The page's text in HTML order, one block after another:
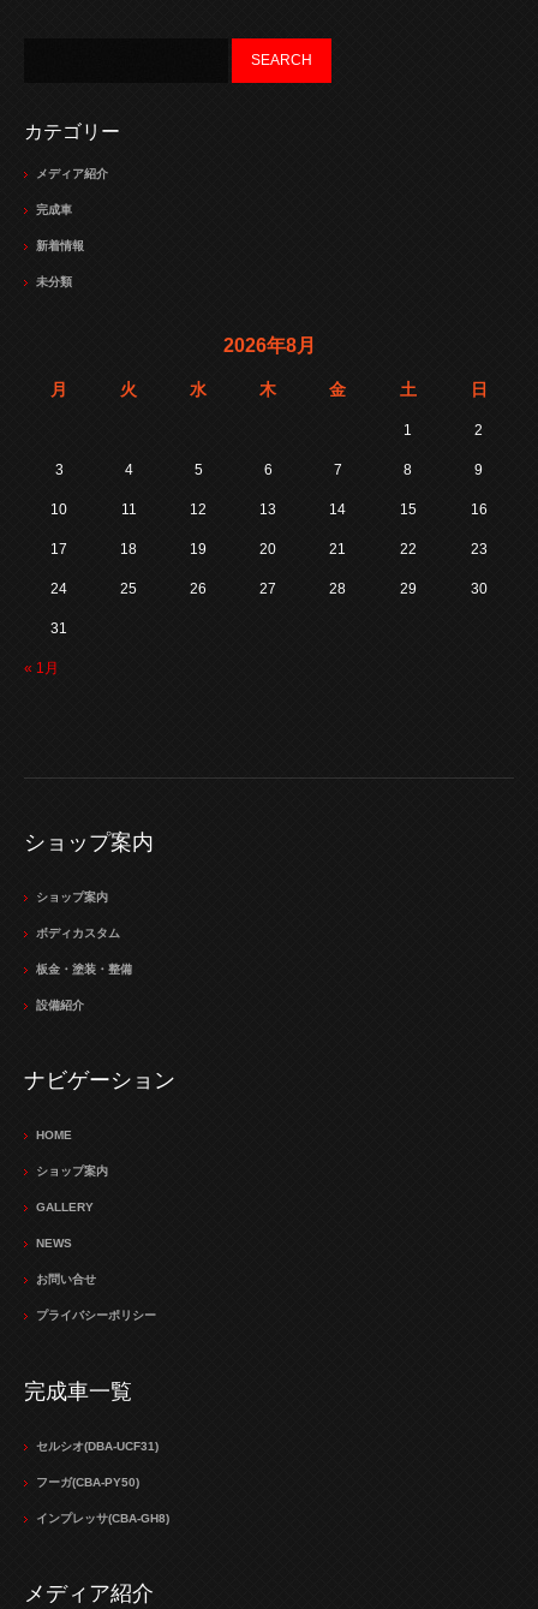
カテゴリー
メディア紹介
完成車
新着情報
未分類
2026年8月
月 火 水 木 金 土 日
« 1月
1 2
3 4 5 6 7 8 9
10 11 12 13 14 15 16
17 18 19 20 21 22 23
24 25 26 27 28 29 30
31
ショップ案内
ショップ案内
ボディカスタム
板金・塗装・整備
設備紹介
ナビゲーション
HOME
ショップ案内
GALLERY
NEWS
お問い合せ
プライバシーポリシー
完成車一覧
セルシオ(DBA-UCF31)
フーガ(CBA-PY50)
インプレッサ(CBA-GH8)
メディア紹介